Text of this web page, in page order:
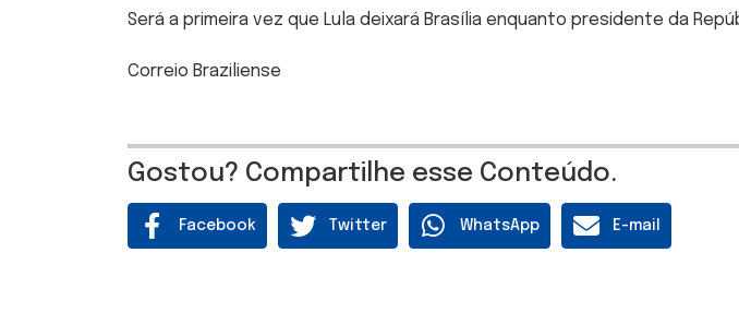
Será a primeira vez que Lula deixará Brasília enquanto presidente da
Correio Braziliense
Gostou? Compartilhe esse Conteúdo.
Facebook Twitter WhatsApp E-mail